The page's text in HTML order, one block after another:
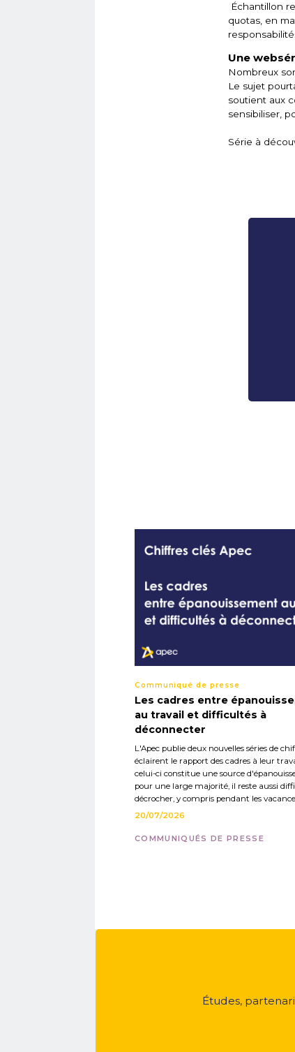
Échantillon
quotas, en
Une
Nombreux
Le sujet
soutient aux
sensibiliser,
Série à
Communiqué de presse
Les cadres entre
au travail et difficultés à
déconnecter
L'Apec publie deux nouvelles séries de
éclairent le rapport des cadres à leur
celui-ci constitue une source
pour une large majorité, il reste aussi
décrocher, y compris pendant les
20/07/2026
COMMUNIQUÉS DE PRESSE
Études,